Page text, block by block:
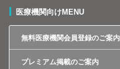
医療機関向けMENU
無料医療機関会員登録のご案内
プレミアム掲載のご案内